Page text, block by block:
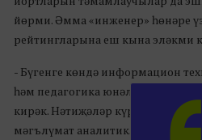
йөрми. Әмма «инженер» һөнәре
рейтингларына еш кына эләкми
- Бүгенге көндә информацион
һәм педагогика юнәлешләрендә
кирәк. Нәтиҗәләр күрсәтүенчә,
мәгълүмат аналитикларына